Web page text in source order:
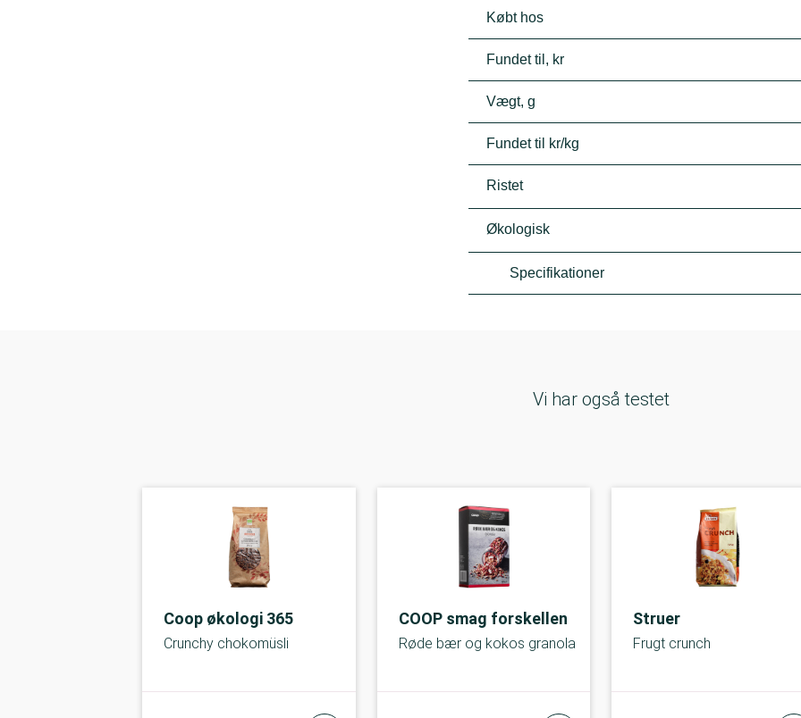
Købt hos
Fundet til, kr
Vægt, g
Fundet til kr/kg
Ristet
Økologisk
Specifikationer
Vi har også testet
Coop økologi 365
Crunchy chokomüsli
COOP smag forskellen
Røde bær og kokos granola
Struer
Frugt crunch